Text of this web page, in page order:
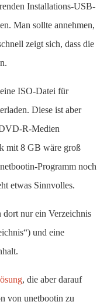
Installations-USB-
Man sollte annehmen,
zeigt sich, dass die
ISO-Datei für
Diese ist aber
R-Medien
mit 8 GB wäre groß
Programm noch
etwas Sinnvolles.
nur ein Verzeichnis
und eine
, die aber darauf
von unetbootin zu